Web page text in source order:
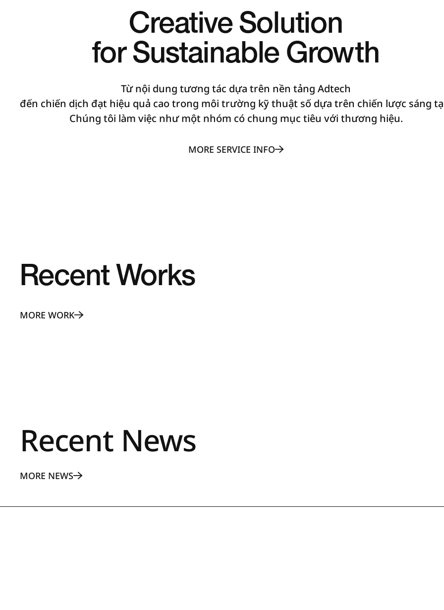
Creative Solution
for Sustainable Growth
Từ nội dung tương tác dựa trên nền tảng Adtech
đến chiến dịch đạt hiệu quả cao trong môi trường kỹ thuật số dựa trên chiến lược sáng
Chúng tôi làm việc như một nhóm có chung mục tiêu với thương hiệu.
MORE SERVICE INFO
Recent Works
MORE WORK
Recent News
MORE NEWS